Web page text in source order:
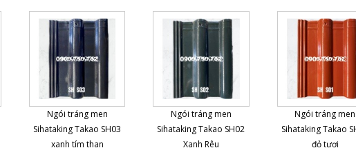
Ngói tráng men
Sihataking Takao SH03
xanh tím than
Ngói tráng men
Sihataking Takao SH02
Xanh Rêu
Ngói tráng men
Sihataking Takao
đỏ tươi